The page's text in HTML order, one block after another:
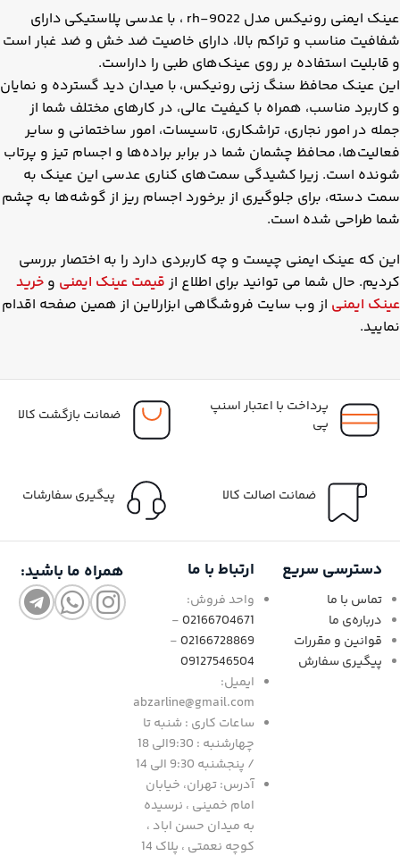
عینک ایمنی رونیکس مدل rh-9022 ، با عدسی پلاستیکی دارای
شفافیت مناسب و تراکم بالا، دارای خاصیت ضد خش و ضد غبار است
و قابلیت استفاده بر روی عینک‌های طبی را داراست.
این عینک محافظ سنگ زنی رونیکس، با میدان دید گسترده و نمایان
و کاربرد مناسب‌، همراه با کیفیت عالی، در کارهای مختلف شما از
جمله در امور نجاری، تراشکاری، تاسیسات، امور ساختمانی و سایر
فعالیت‌ها، محافظ چشمان شما در برابر براده‌ها و اجسام تیز و پرتاب
شونده است. زیرا کشیدگی سمت‌های کناری عدسی این عینک به
سمت دسته، برای جلوگیری از برخورد اجسام ریز از گوشه‌ها به چشم
شما طراحی شده است.
این که عینک ایمنی چیست و چه کاربردی دارد را به اختصار بررسی
کردیم. حال شما می توانید برای اطلاع ازقیمت عینک ایمنی و خرید
عینک ایمنی از وب سایت فروشگاهی ابزارلاین از همین صفحه اقدام
نمایید.
پرداخت با اعتبار اسنپ
پی
ضمانت بازگشت کالا
ضمانت اصالت کالا پیگیری سفارشات
دسترسی سریع
تماس با ما
درباره‌ی ما
قوانین و مقررات
پیگیری سفارش
ارتباط با ما
واحد فروش:
02166704671
-
02166728869
-
09127546504
ایمیل:
abzarline@gmail.com
ساعات کاری : شنبه تا
چهارشنبه : 9:30الی 18
/ پنجشنبه 9:30 الی 14
آدرس: تهران، خیابان
امام خمینی ، نرسیده
به میدان حسن اباد ،
کوچه نعمتی ، پلاک 14
همراه ما باشید: